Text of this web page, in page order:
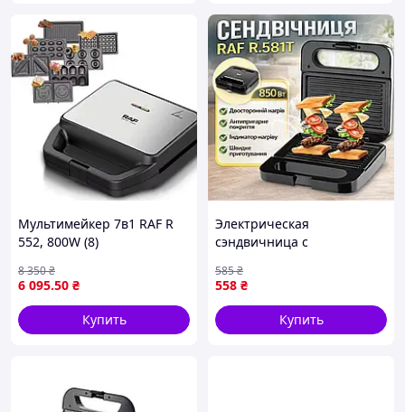
Мультимейкер 7в1 RAF R
552, 800W (8)
6 095.50 ₴
8 350₴
Купить
Электрическая
сэндвичница с
покрытием и
двусторонним нагревом
RAF R.581T 850W
558 ₴
585₴
Купить